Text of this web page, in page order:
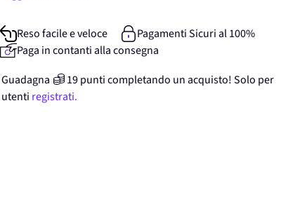
Reso facile e veloce
Pagamenti Sicuri al 100%
Paga in contanti alla consegna
Guadagna
19punticompletando un acquisto! Solo per
utenti registrati.